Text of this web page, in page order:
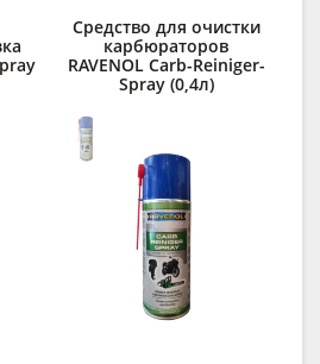
Средство для очистки
карбюраторов
RAVENOL Carb-Reiniger-
Spray (0,4л)